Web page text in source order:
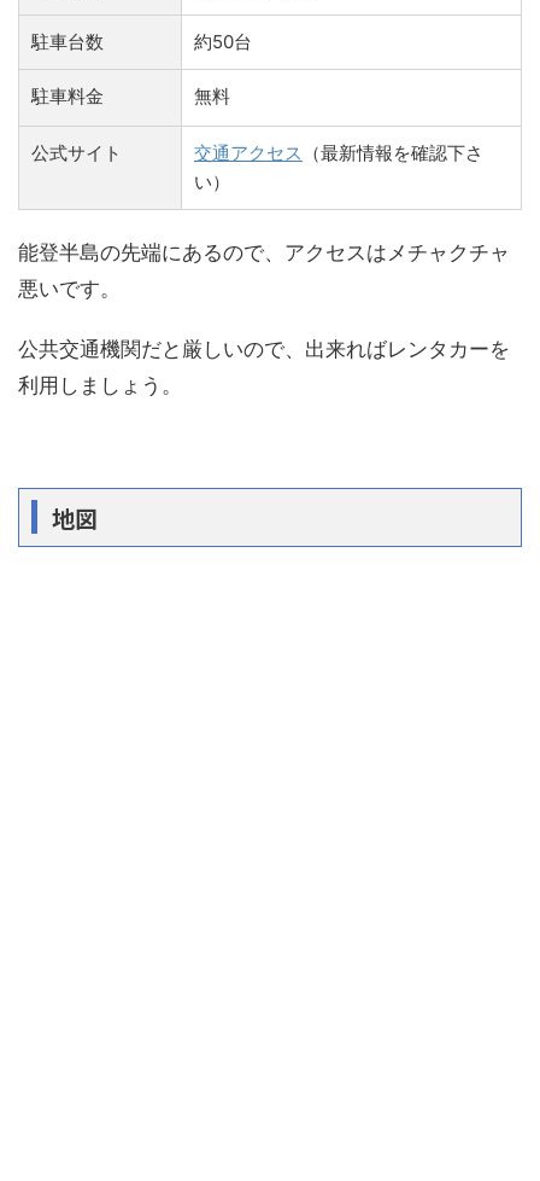
駐車台数 約50台
駐車料金 無料
公式サイト 交通アクセス （最新情報を確認下さ
い）
能登半島の先端にあるので、アクセスはメチャクチャ
悪いです。
公共交通機関だと厳しいので、出来ればレンタカーを
利用しましょう。
地図